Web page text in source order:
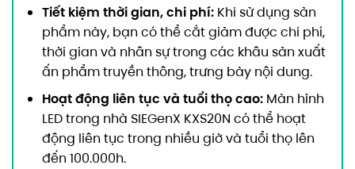
Tiết kiệm thời gian, chi phí:Khi sử dụng sản
phẩm này, bạn có thể cắt giảm được chi phí,
thời gian và nhân sự trong các khâu sản xuất
ấn phẩm truyền thông, trưng bày nội dung.
Hoạt động liên tục và tuổi thọ cao:Màn hình
LED trong nhà SIEGenX KXS20N có thể hoạt
động liên tục trong nhiều giờ và tuổi thọ lên
đến 100.000h.